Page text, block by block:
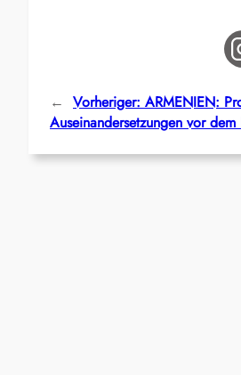
← Vorheriger: ARMENIEN:
Auseinandersetzungen vor